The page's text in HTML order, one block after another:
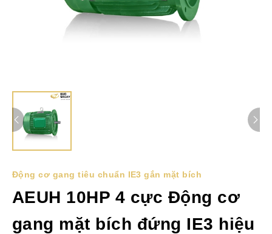
Động cơ gang tiêu chuẩn IE3 gắn mặt bích
AEUH 10HP 4 cực Động cơ
gang mặt bích đứng IE3 hiệu